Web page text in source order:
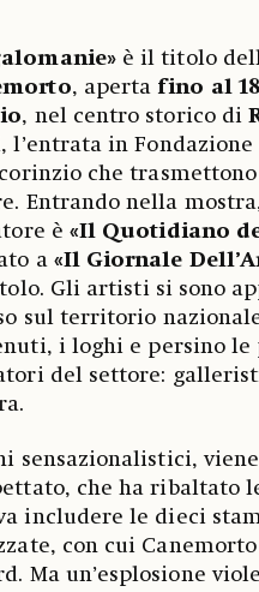
è il titolo
, apertafino al
, nel centro storico di
l’entrata in
che
Entrando nella
è «Il Quotidiano
a «Il Giornale
Gli artisti si sono
sul territorio
i loghi e persino
del settore:
sensazionalistici,
che ha ribaltato
includere le dieci
con cui
Ma un’esplosione